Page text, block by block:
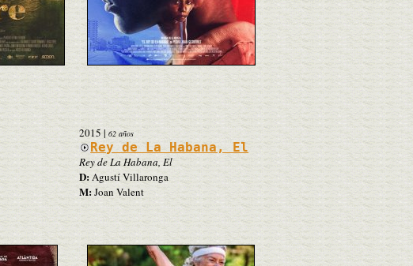
2015 | 62 años
Rey de La Habana, El
Rey de La Habana, El
D:Agustí Villaronga
M:Joan Valent